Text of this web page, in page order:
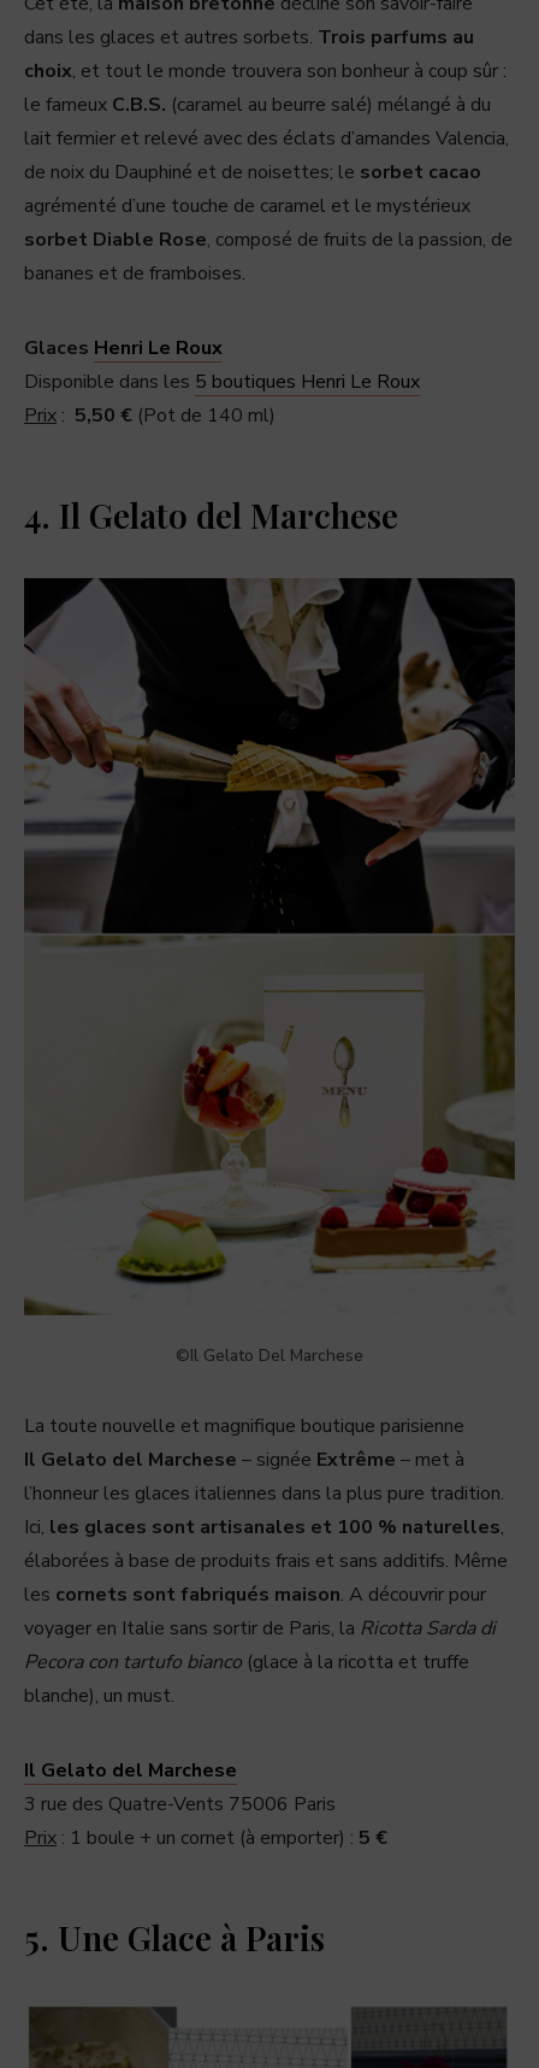
dans les glaces et autres sorbets. Trois parfums au
choix, et tout le monde trouvera son bonheur à coup sûr :
le fameux C.B.S. (caramel au beurre salé) mélangé à du
lait fermier et relevé avec des éclats d’amandes Valencia,
de noix du Dauphiné et de noisettes; le sorbet cacao
agrémenté d’une touche de caramel et le mystérieux
sorbet Diable Rose, composé de fruits de la passion, de
bananes et de framboises.
Glaces Henri Le Roux
Disponible dans les 5 boutiques Henri Le Roux
Prix : 5,50 € (Pot de 140 ml)
4. Il Gelato del Marchese
©Il Gelato Del Marchese
La toute nouvelle et magnifique boutique parisienne
Il Gelato del Marchese – signée Extrême – met à
l’honneur les glaces italiennes dans la plus pure tradition.
Ici, les glaces sont artisanales et 100 % naturelles,
élaborées à base de produits frais et sans additifs. Même
les cornets sont fabriqués maison. A découvrir pour
voyager en Italie sans sortir de Paris, la Ricotta Sarda di
Pecora con tartufo bianco (glace à la ricotta et truffe
blanche), un must.
Il Gelato del Marchese
3 rue des Quatre-Vents 75006 Paris
Prix : 1 boule + un cornet (à emporter) : 5 €
5. Une Glace à Paris